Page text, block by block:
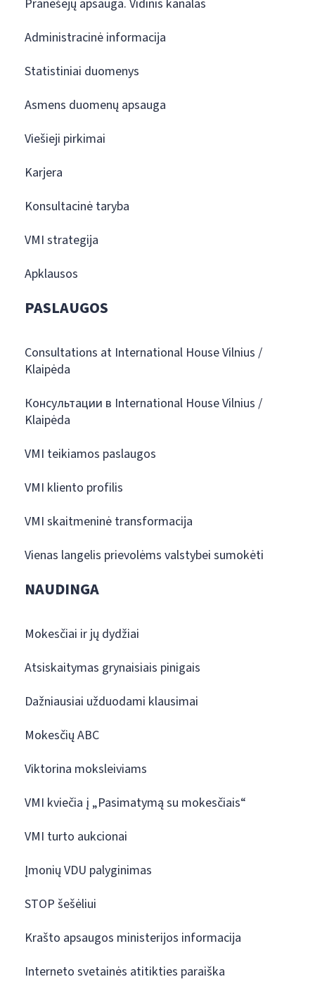
Pranešėjų apsauga. Vidinis kanalas
Administracinė informacija
Statistiniai duomenys
Asmens duomenų apsauga
Viešieji pirkimai
Karjera
Konsultacinė taryba
VMI strategija
Apklausos
PASLAUGOS
Consultations at International House Vilnius /
Klaipėda
Консультации в International House Vilnius /
Klaipėda
VMI teikiamos paslaugos
VMI kliento profilis
VMI skaitmeninė transformacija
Vienas langelis prievolėms valstybei sumokėti
NAUDINGA
Mokesčiai ir jų dydžiai
Atsiskaitymas grynaisiais pinigais
Dažniausiai užduodami klausimai
Mokesčių ABC
Viktorina moksleiviams
VMI kviečia į „Pasimatymą su mokesčiais“
VMI turto aukcionai
Įmonių VDU palyginimas
STOP šešėliui
Krašto apsaugos ministerijos informacija
Interneto svetainės atitikties paraiška